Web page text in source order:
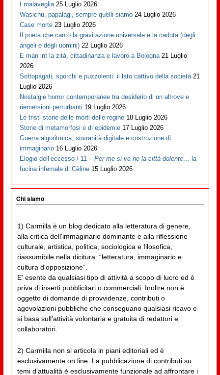
I malaveglia 25 Luglio 2026
Wasichu, papalagi, sempre quelli siamo 24 Luglio 2026
Case morte 23 Luglio 2026
Il poeta che cantò la gravitazione universale e la caduta (degli
angeli e degli uomini) 22 Luglio 2026
E man int la zità, cittadinanza e lavoro a Bologna 21 Luglio
2026
Sottopagati, sporchi e puzzolenti: il lato cattivo della società 21
Luglio 2026
Nostalgie horror contemporanee tra desiderio di un altrove e
riemersioni perturbanti 19 Luglio 2026
Le tristi storie delle morti delle regine 18 Luglio 2026
Storie di metamorfosi e di epidemie 17 Luglio 2026
Guerra algoritmica, sovranità digitale e costruzione di
immaginario 16 Luglio 2026
Elogio dell’eccesso / 11 –Per me si va ne la città dolente… la
fucina infernale di Cèline 15 Luglio 2026
Chi siamo
1) Carmilla è un blog dedicato alla letteratura di genere,
alla critica dell'immaginario dominante e alla riflessione
culturale, artistica, politica, sociologica e filosofica,
riassumibile nella dicitura: “letteratura, immaginario e
cultura d'opposizione”.
E' esente da qualsiasi tipo di attività a scopo di lucro ed è
priva di inserti pubblicitari o commerciali. Inoltre non è
oggetto di domande di provvidenze, contributi o
agevolazioni pubbliche che conseguano qualsiasi ricavo e
si basa sull'attività volontaria e gratuita di redattori e
collaboratori.
2) Carmilla non si articola in piani editoriali ed è
esclusivamente on line. La pubblicazione di contributi su
temi d'attualità è esclusivamente funzionale ad affrontare i